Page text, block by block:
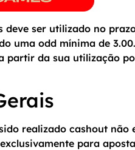
deve ser utilizado no
uma odd mínima de
partir da sua utilização
realizado cashout não
para